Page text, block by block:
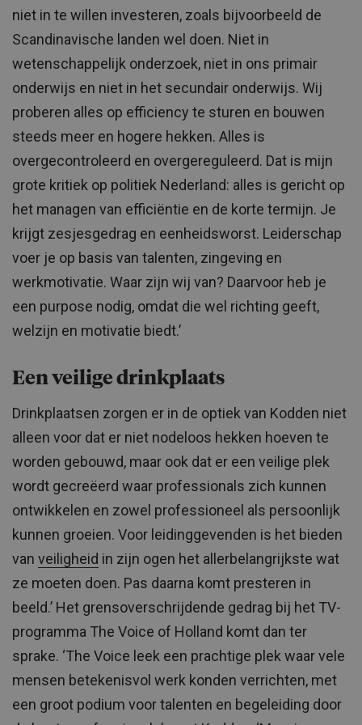
niet in te willen investeren, zoals bijvoorbeeld de
Scandinavische landen wel doen. Niet in
wetenschappelijk onderzoek, niet in ons primair
onderwijs en niet in het secundair onderwijs. Wij
proberen alles op efficiency te sturen en bouwen
steeds meer en hogere hekken. Alles is
overgecontroleerd en overgereguleerd. Dat is mijn
grote kritiek op politiek Nederland: alles is gericht op
het managen van efficiëntie en de korte termijn. Je
krijgt zesjesgedrag en eenheidsworst. Leiderschap
voer je op basis van talenten, zingeving en
werkmotivatie. Waar zijn wij van? Daarvoor heb je
een purpose nodig, omdat die wel richting geeft,
welzijn en motivatie biedt.’
Een veilige drinkplaats
Drinkplaatsen zorgen er in de optiek van Kodden niet
alleen voor dat er niet nodeloos hekken hoeven te
worden gebouwd, maar ook dat er een veilige plek
wordt gecreëerd waar professionals zich kunnen
ontwikkelen en zowel professioneel als persoonlijk
kunnen groeien. Voor leidinggevenden is het bieden
van veiligheid in zijn ogen het allerbelangrijkste wat
ze moeten doen. Pas daarna komt presteren in
beeld.’ Het grensoverschrijdende gedrag bij het TV-
programma The Voice of Holland komt dan ter
sprake. ‘The Voice leek een prachtige plek waar vele
mensen betekenisvol werk konden verrichten, met
een groot podium voor talenten en begeleiding door